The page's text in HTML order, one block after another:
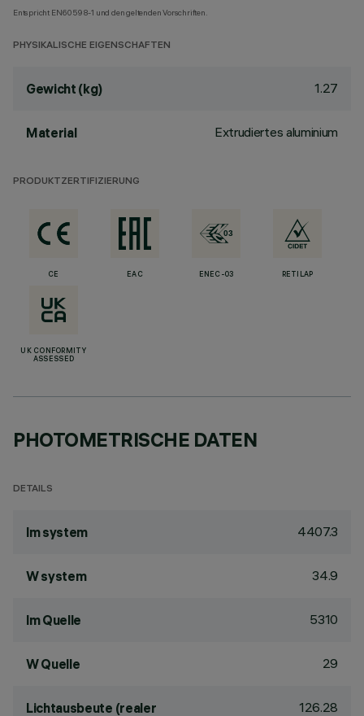
Entspricht EN60598-1 und den geltenden Vorschriften.
PHYSIKALISCHE EIGENSCHAFTEN
Gewicht (kg) 1.27
Material Extrudiertes aluminium
PRODUKTZERTIFIZIERUNG
CE EAC ENEC-03 RETILAP
UK CONFORMITY
ASSESSED
PHOTOMETRISCHE DATEN
DETAILS
lm system 4407.3
W system 34.9
lm Quelle 5310
W Quelle 29
Lichtausbeute (realer 126.28